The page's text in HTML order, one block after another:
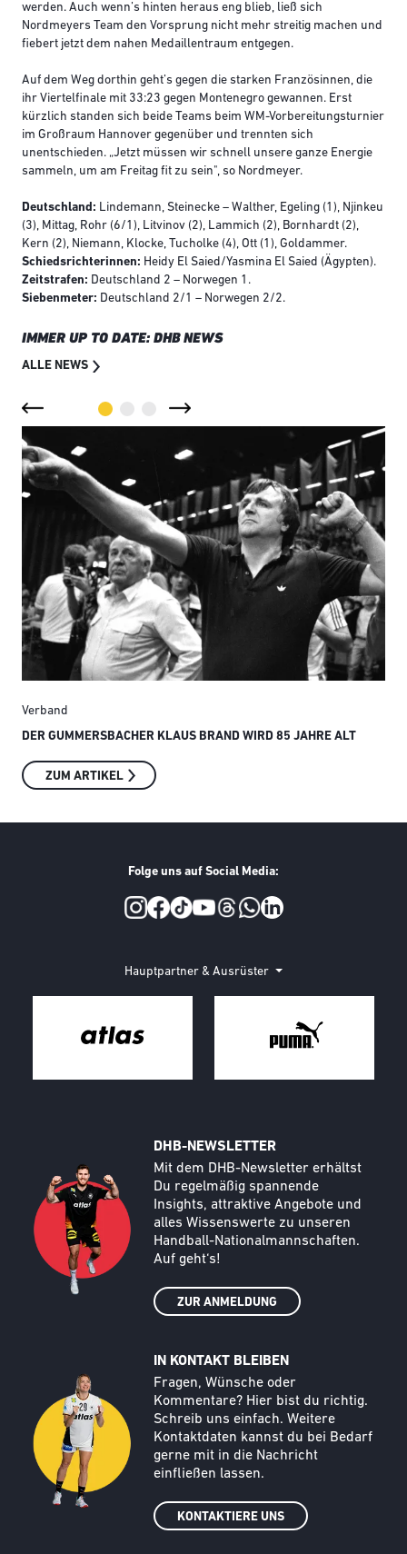
werden. Auch wenn’s hinten heraus eng blieb, ließ sich
Nordmeyers Team den Vorsprung nicht mehr streitig machen und
fiebert jetzt dem nahen Medaillentraum entgegen.
Auf dem Weg dorthin geht’s gegen die starken Französinnen, die
ihr Viertelfinale mit 33:23 gegen Montenegro gewannen. Erst
kürzlich standen sich beide Teams beim WM-Vorbereitungsturnier
im Großraum Hannover gegenüber und trennten sich
unentschieden. „Jetzt müssen wir schnell unsere ganze Energie
sammeln, um am Freitag fit zu sein", so Nordmeyer.
Deutschland: Lindemann, Steinecke – Walther, Egeling (1), Njinkeu
(3), Mittag, Rohr (6/1), Litvinov (2), Lammich (2), Bornhardt (2),
Kern (2), Niemann, Klocke, Tucholke (4), Ott (1), Goldammer.
Schiedsrichterinnen: Heidy El Saied/Yasmina El Saied (Ägypten).
Zeitstrafen: Deutschland 2 – Norwegen 1.
Siebenmeter: Deutschland 2/1 – Norwegen 2/2.
IMMER UP TO DATE: DHB NEWS
ALLE NEWS
Verband
DER GUMMERSBACHER KLAUS BRAND WIRD 85 JAHRE ALT
ZUM ARTIKEL
Folge uns auf Social Media:
Hauptpartner & Ausrüster
DHB-NEWSLETTER
Text
Mit dem DHB-Newsletter erhältst
Du regelmäßig spannende
Insights, attraktive Angebote und
alles Wissenswerte zu unseren
Handball-Nationalmannschaften.
Auf geht‘s!
ZUR ANMELDUNG
Call to action image
IN KONTAKT BLEIBEN
Text
Fragen, Wünsche oder
Kommentare? Hier bist du richtig.
Schreib uns einfach. Weitere
Kontaktdaten kannst du bei Bedarf
gerne mit in die Nachricht
einfließen lassen.
KONTAKTIERE UNS